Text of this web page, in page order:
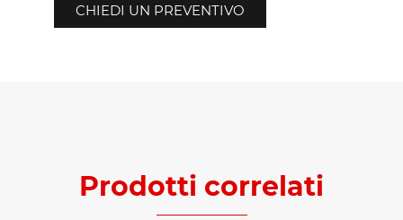
CHIEDI UN PREVENTIVO
Prodotti correlati